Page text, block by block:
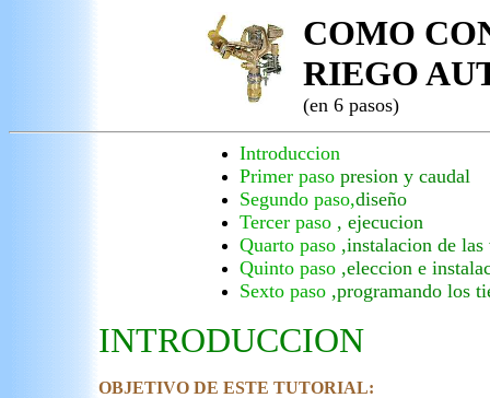
COMO
RIEGO
(en 6 pasos)
Introduccion
Primer paso presion y caudal
Segundo paso,diseño
Tercer paso , ejecucion
Quarto paso ,instalacion de las
Quinto paso ,eleccion e
Sexto paso ,programando los
INTRODUCCION
OBJETIVO DE ESTE TUTORIAL: